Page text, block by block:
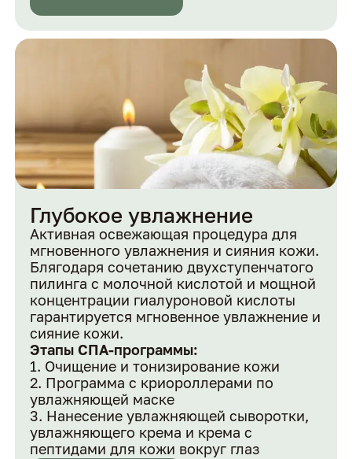
Глубокое увлажнение
Активная освежающая процедура для
мгновенного увлажнения и сияния кожи.
Блягодаря сочетанию двухступенчатого
пилинга с молочной кислотой и мощной
концентрации гиалуроновой кислоты
гарантируется мгновенное увлажнение и
сияние кожи.
Этапы СПА-программы:
Очищение и тонизирование кожи
Программа с криороллерами по
увлажняющей маске
Нанесение увлажняющей сыворотки,
увлажняющего крема и крема с
пептидами для кожи вокруг глаз